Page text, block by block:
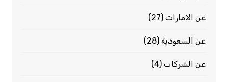
عن الامارات(27)
عن السعودية(28)
عن الشركات(4)